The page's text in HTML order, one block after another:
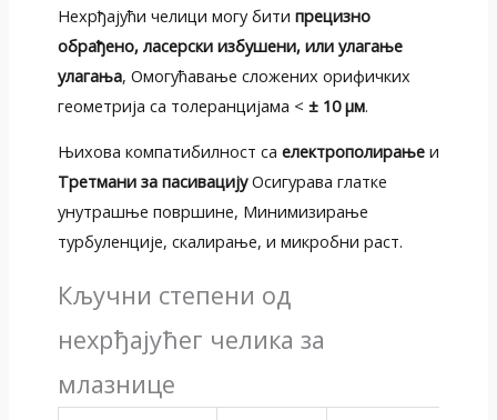
Нехрђајући челици могу бити прецизно
обрађено, ласерски избушени, или улагање
улагања, Омогућавање сложених орифичких
геометрија са толеранцијама < ± 10 μм.
Њихова компатибилност са електрополирањеи
Третмани за пасивацијуОсигурава глатке
унутрашње површине, Минимизирање
турбуленције, скалирање, и микробни раст.
Кључни степени од
нехрђајућег челика за
млазнице